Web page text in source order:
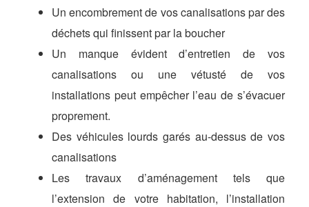
Un encombrement de vos canalisations par des
déchets qui finissent par la boucher
Un manque évident d’entretien de vos
canalisations ou une vétusté de vos
installations peut empêcher l’eau de s’évacuer
proprement.
Des véhicules lourds garés au-dessus de vos
canalisations
Les travaux d’aménagement tels que
l’extension de votre habitation, l’installation